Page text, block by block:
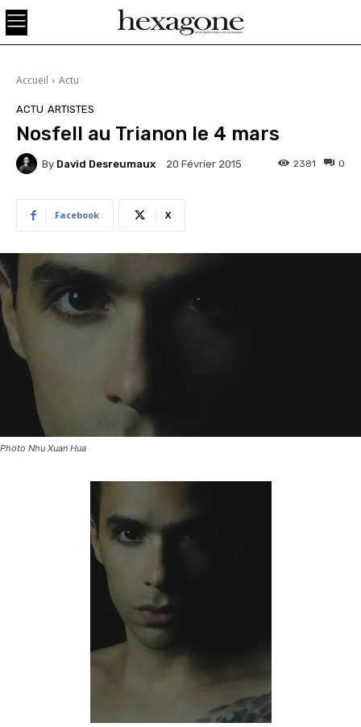
Accueil Actu
ACTU ARTISTES
Nosfell au Trianon le 4 mars
By David Desreumaux 20 Février 2015 0
2381
Facebook X
Photo Nhu Xuan Hua